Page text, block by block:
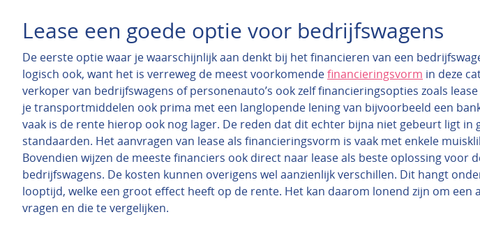
Lease een goede optie voor bedrijfswagens
De eerste optie waar je waarschijnlijk aan denkt bij het financieren van een
logisch ook, want het is verreweg de meest voorkomendefinancieringsvorm in deze
verkoper van bedrijfswagens of personenauto’s ook zelf financieringsopties zoals
je transportmiddelen ook prima met een langlopende lening van bijvoorbeeld een
vaak is de rente hierop ook nog lager. De reden dat dit echter bijna niet gebeurt ligt in
standaarden. Het aanvragen van lease als financieringsvorm is vaak met enkele
Bovendien wijzen de meeste financiers ook direct naar lease als beste oplossing voor
bedrijfswagens. De kosten kunnen overigens wel aanzienlijk verschillen. Dit hangt
looptijd, welke een groot effect heeft op de rente. Het kan daarom lonend zijn om een
vragen en die te vergelijken.